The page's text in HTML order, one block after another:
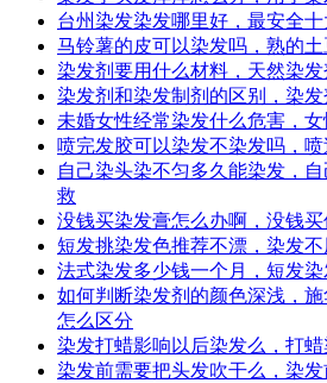
台州染发染发哪里好，最安全十
马铃薯的皮可以染发吗，熟的
染发剂要用什么材料，天然染发
染发剂和染发制剂的区别，染
未婚女性经常染发什么危害，
喷完发胶可以染发不染发吗，
自己染头染不匀多久能染发，
救
没钱买染发膏怎么办啊，没钱
短发挑染发色推荐不漂，染发
法式染发多少钱一个月，短发
如何判断染发剂的颜色深浅，
怎么区分
染发打蜡影响以后染发么，打
染发前需要把头发吹干么，染